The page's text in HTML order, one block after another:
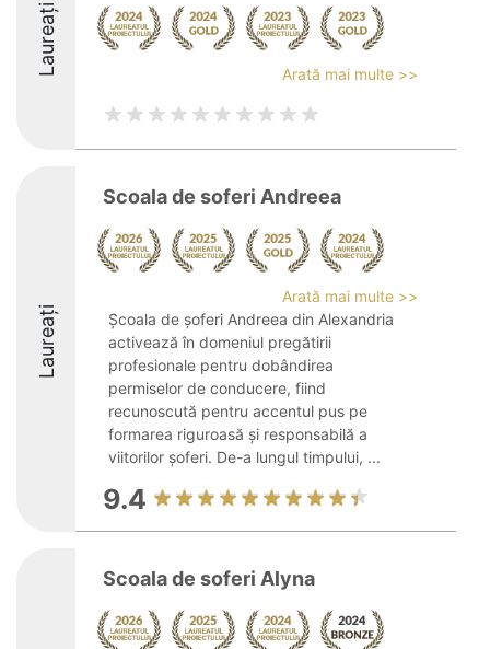
Laureați Arată mai multe >>
Laureați
Scoala de soferi Andreea
Arată mai multe >>
Școala de șoferi Andreea din Alexandria
activează în domeniul pregătirii
profesionale pentru dobândirea
permiselor de conducere, fiind
recunoscută pentru accentul pus pe
formarea riguroasă și responsabilă a
viitorilor șoferi. De-a lungul timpului, ...
9.4
Scoala de soferi Alyna